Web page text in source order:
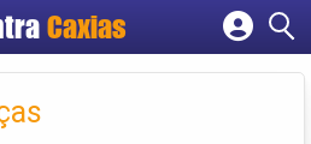
Caxias
Cadastrar empresa
Criar conta